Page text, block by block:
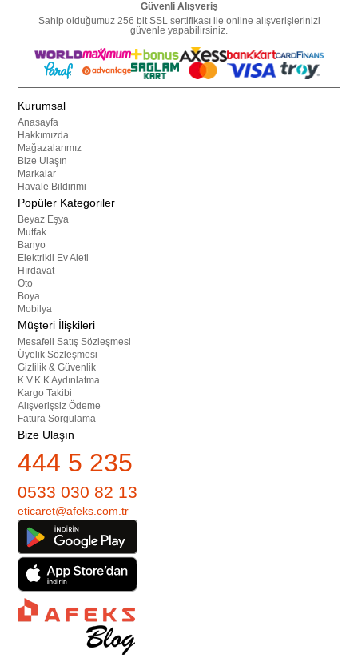
Güvenli Alışveriş
Sahip olduğumuz 256 bit SSL sertifikası ile online alışverişlerinizi
güvenle yapabilirsiniz.
Kurumsal
Anasayfa
Hakkımızda
Mağazalarımız
Bize Ulaşın
Markalar
Havale Bildirimi
Popüler Kategoriler
Beyaz Eşya
Mutfak
Banyo
Elektrikli Ev Aleti
Hırdavat
Oto
Boya
Mobilya
Müşteri İlişkileri
Mesafeli Satış Sözleşmesi
Üyelik Sözleşmesi
Gizlilik & Güvenlik
K.V.K.K Aydınlatma
Kargo Takibi
Alışverişsiz Ödeme
Fatura Sorgulama
Bize Ulaşın
444 5 235
0533 030 82 13
eticaret@afeks.com.tr